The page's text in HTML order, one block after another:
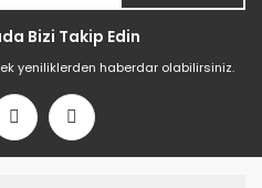
Bizi Takip Edin
yeniliklerden haberdar olabilirsiniz.